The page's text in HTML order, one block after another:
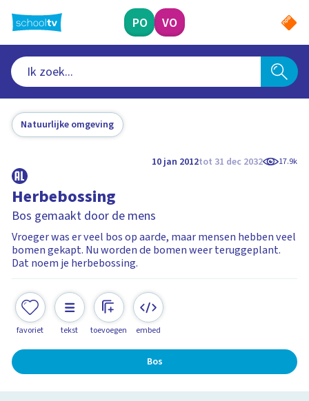
naar
hoofdinhoud
PO VO
Natuurlijke omgeving
10 jan 2012tot 31 dec 2032 17.9k
Herbebossing
Bos gemaakt door de mens
Vroeger was er veel bos op aarde, maar mensen hebben veel
bomen gekapt. Nu worden de bomen weer teruggeplant.
Dat noem je herbebossing.
favoriet tekst toevoegen embed
Bos